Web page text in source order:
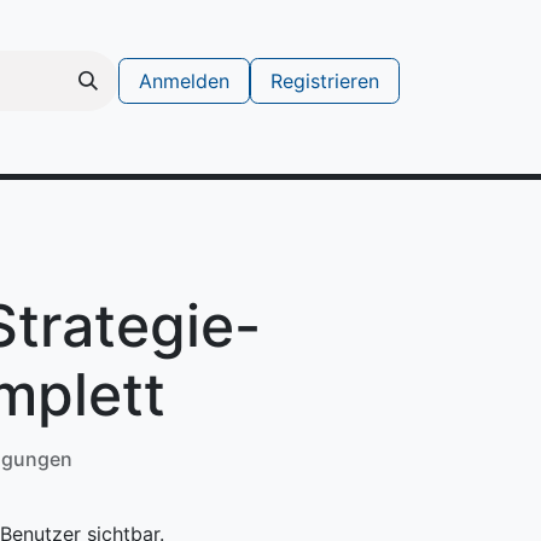
Anmelden Registrieren
sichtbar.